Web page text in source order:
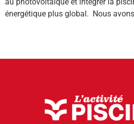
énergétique plus global. Nous